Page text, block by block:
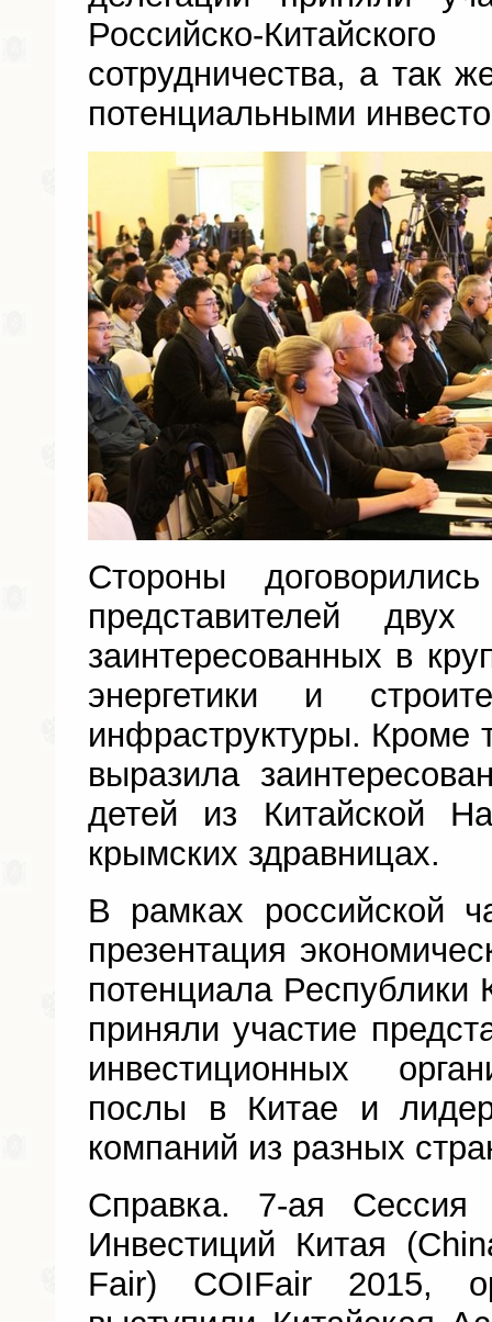
Российско-
сотрудничества, а так
потенциальными
Стороны
представителей двух
заинтересованных в
энергетики и
инфраструктуры. Кроме
выразила
детей из Китайской
крымских здравницах.
В рамках российской
презентация
потенциала
приняли участие
инвестиционных
послы в Китае и
компаний из разных
Справка. 7-ая Сессия
Инвестиций Китая
Fair) COIFair 2015,